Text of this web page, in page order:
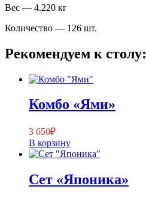
Вес — 4.220 кг
Количество — 126 шт.
Рекомендуем к столу:
Комбо «Ями»
3 650₽
В корзину
Сет «Японика»